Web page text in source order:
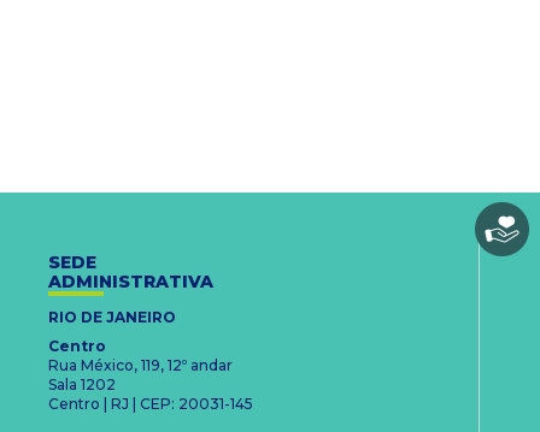
SEDE
ADMINISTRATIVA
RIO DE JANEIRO
Centro
Rua México, 119, 12º andar
Sala 1202
Centro | RJ | CEP: 20031-145